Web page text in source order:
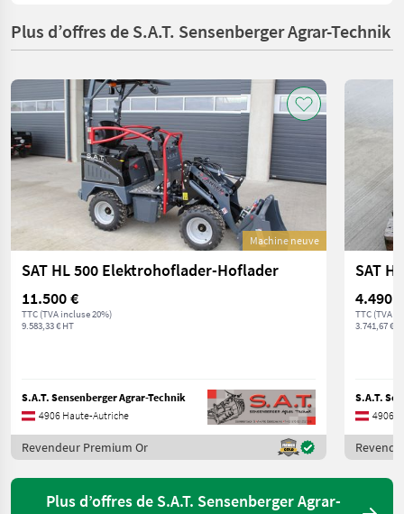
Plus d’offres de S.A.T. Sensenberger Agrar-Technik
Machine neuve
SAT HL 500 Elektrohoflader-Hoflader
11.500 €
TTC (TVA incluse 20%)
9.583,33 € HT
S.A.T. Sensenberger Agrar-Technik
4906 Haute-Autriche
Revendeur Premium Or
4.490 €
TTC (TVA
3.741,67 €
S.A.T.
4906
Plus d’offres de S.A.T. Sensenberger Agrar-